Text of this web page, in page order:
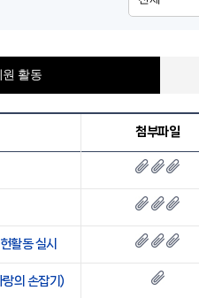
원 활동
첨부파일
활동 실시
의 손잡기)